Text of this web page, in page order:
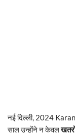
नई दिल्ली, 2024
साल उन्होंने न केवल